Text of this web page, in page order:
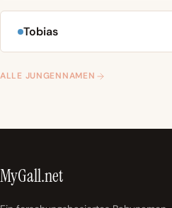
Tobias
ALLE JUNGENNAMEN
MyGall.net